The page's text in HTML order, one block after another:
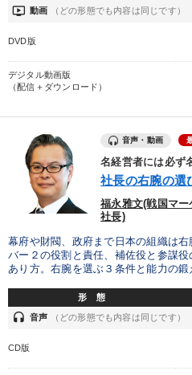
local_offer タグから探す
すべての音声・動画（全2076タイト
タグ・キーワード
海外の成功事例 中村天風
仕事術・ビジネスハック
コロナ禍対策 異発想 ブラ
労務問題・リスク対策
AI 企業再建 広報・PR
心を磨く インフレ対策・値上
聞き手・作間信司
※「更新」を押すと「タグ・キーワード」を更新
ondemand_video 動画 （どの形態でも内容は同じです）
DVD版
デジタル動画版
（配信＋ダウンロード）
音声・動画
名経営者には必ず
社長の右腕の選
福永雅文(戦国マ
社長)
幕府や財閥、政府まで日本の組織は
バー２の役割と責任、補佐役と参謀
あり方。右腕を選ぶ３条件と能力の
形 態
headset 音声 （どの形態でも内容は同じです）
CD版